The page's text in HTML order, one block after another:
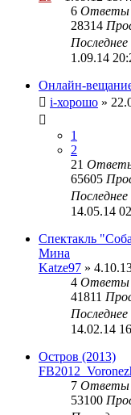
6 Ответы
28314
1.09.14
Онлайн-
i-хорошо »
1
2
21
65605
14.05.14
Спектакль
Мина
Katze97 »
4 Ответы
41811
14.02.14
Остров (2013)
7 Ответы
53100